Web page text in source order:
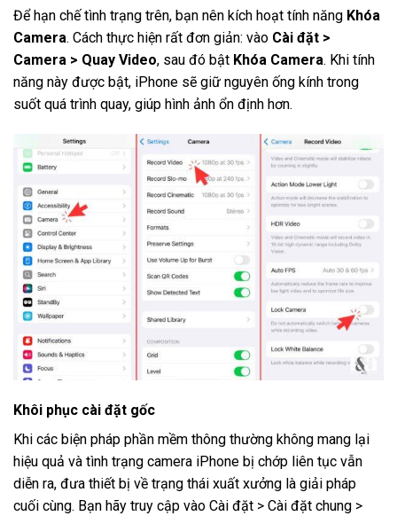
Để hạn chế tình trạng trên, bạn nên kích hoạt tính năng Khóa
Camera. Cách thực hiện rất đơn giản: vào Cài đặt >
Camera > Quay Video, sau đó bật Khóa Camera. Khi tính
năng này được bật, iPhone sẽ giữ nguyên ống kính trong
suốt quá trình quay, giúp hình ảnh ổn định hơn.
Khôi phục cài đặt gốc
Khi các biện pháp phần mềm thông thường không mang lại
hiệu quả và tình trạng camera iPhone bị chớp liên tục vẫn
diễn ra, đưa thiết bị về trạng thái xuất xưởng là giải pháp
cuối cùng. Bạn hãy truy cập vào Cài đặt > Cài đặt chung >